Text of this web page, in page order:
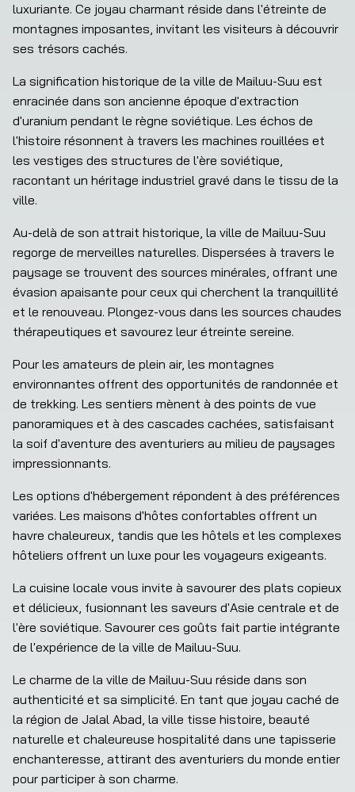
luxuriante. Ce joyau charmant réside dans l'étreinte de
montagnes imposantes, invitant les visiteurs à découvrir
ses trésors cachés.
La signification historique de la ville de Mailuu-Suu est
enracinée dans son ancienne époque d'extraction
d'uranium pendant le règne soviétique. Les échos de
l'histoire résonnent à travers les machines rouillées et
les vestiges des structures de l'ère soviétique,
racontant un héritage industriel gravé dans le tissu de la
ville.
Au-delà de son attrait historique, la ville de Mailuu-Suu
regorge de merveilles naturelles. Dispersées à travers le
paysage se trouvent des sources minérales, offrant une
évasion apaisante pour ceux qui cherchent la tranquillité
et le renouveau. Plongez-vous dans les sources chaudes
thérapeutiques et savourez leur étreinte sereine.
Pour les amateurs de plein air, les montagnes
environnantes offrent des opportunités de randonnée et
de trekking. Les sentiers mènent à des points de vue
panoramiques et à des cascades cachées, satisfaisant
la soif d'aventure des aventuriers au milieu de paysages
impressionnants.
Les options d'hébergement répondent à des préférences
variées. Les maisons d'hôtes confortables offrent un
havre chaleureux, tandis que les hôtels et les complexes
hôteliers offrent un luxe pour les voyageurs exigeants.
La cuisine locale vous invite à savourer des plats copieux
et délicieux, fusionnant les saveurs d'Asie centrale et de
l'ère soviétique. Savourer ces goûts fait partie intégrante
de l'expérience de la ville de Mailuu-Suu.
Le charme de la ville de Mailuu-Suu réside dans son
authenticité et sa simplicité. En tant que joyau caché de
la région de Jalal Abad, la ville tisse histoire, beauté
naturelle et chaleureuse hospitalité dans une tapisserie
enchanteresse, attirant des aventuriers du monde entier
pour participer à son charme.